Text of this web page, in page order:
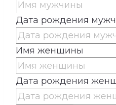
Дата рождения
Имя женщины
Дата рождения